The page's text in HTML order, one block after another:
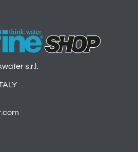
s.r.l.